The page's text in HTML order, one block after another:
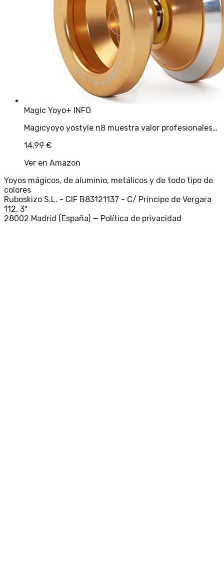
Magic Yoyo+ INFO
Magicyoyo yostyle n8 muestra valor profesionales…
14,99 €
Ver en Amazon
Yoyos mágicos, de aluminio, metálicos y de todo tipo de
colores
Ruboskizo S.L. - CIF B83121137 - C/ Príncipe de Vergara
112, 3ª
28002 Madrid (España) — Política de privacidad